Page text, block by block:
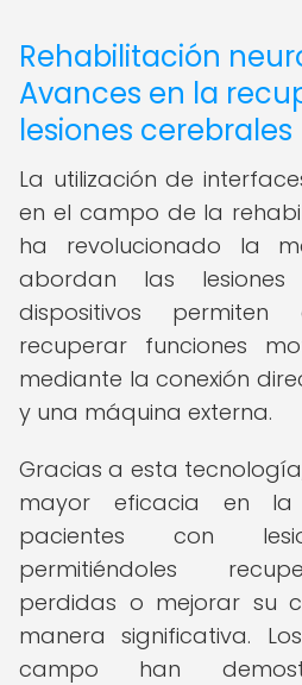
Rehabilitación
Avances en la
lesiones cerebrales
La utilización de
en el campo de la
ha revolucionado la
abordan las lesiones
dispositivos
recuperar funciones
mediante la conexión
y una máquina externa.
Gracias a esta
mayor eficacia en la
pacientes con
permitiéndoles
perdidas o mejorar su
manera significativa.
campo han